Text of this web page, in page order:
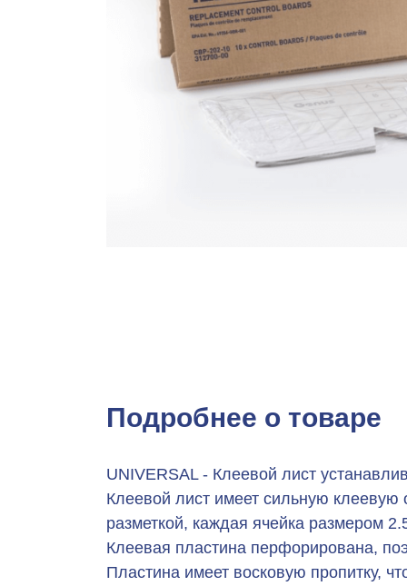
Подробнее о товаре
UNIVERSAL - Клеевой лист
Клеевой лист имеет сильную клеевую
разметкой, каждая ячейка размером
Клеевая пластина перфорирована,
Пластина имеет восковую пропитку,